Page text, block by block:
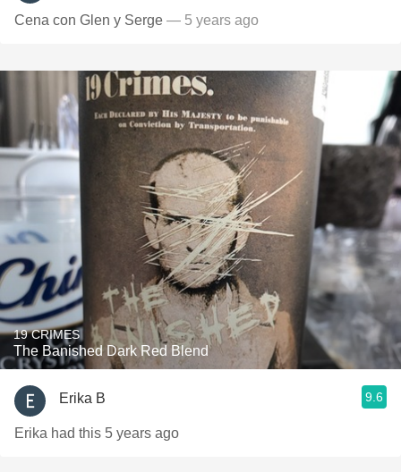
Cena con Glen y Serge — 5 years ago
19 CRIMES
The Banished Dark Red Blend
Erika B 9.6
Erika had this 5 years ago